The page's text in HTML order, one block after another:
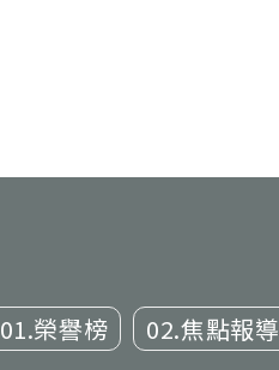
01.榮譽榜
02.焦點報導